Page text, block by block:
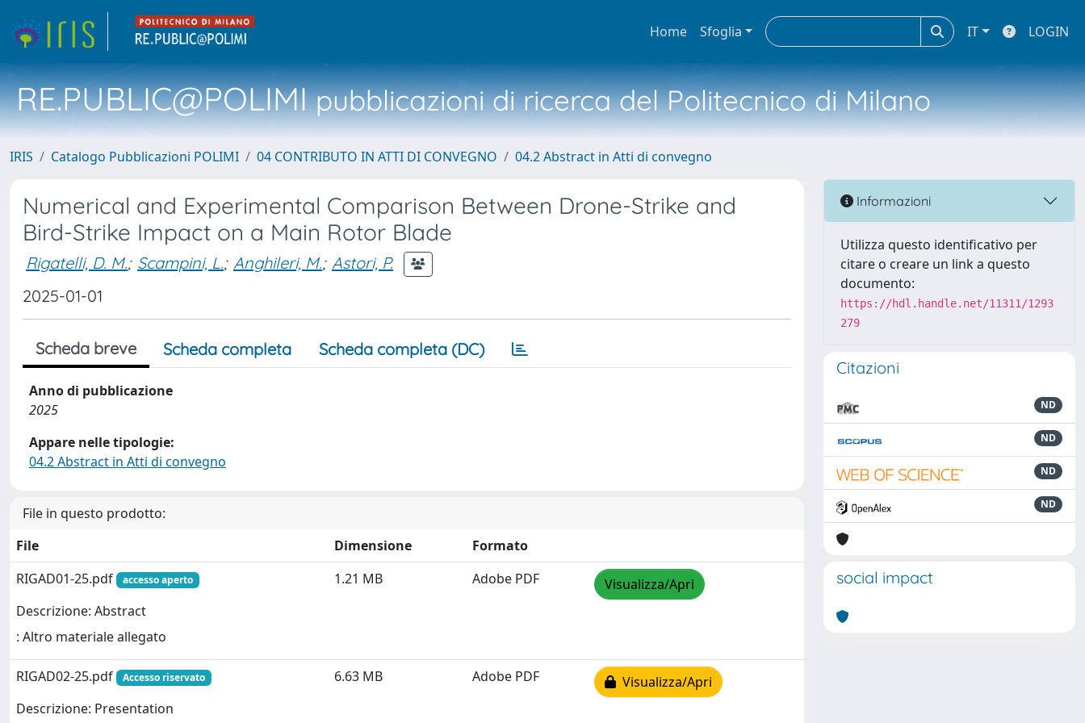
Home Sfoglia IT LOGIN
RE.PUBLIC@POLIMIpubblicazioni di ricerca del Politecnico di Milano
IRIS Catalogo Pubblicazioni POLIMI 04 CONTRIBUTO IN ATTI DI CONVEGNO 04.2 Abstract in Atti di convegno
Numerical and Experimental Comparison Between Drone-Strike and
Bird-Strike Impact on a Main Rotor Blade
Rigatelli, D. M.; Scampini, L.; Anghileri, M.; Astori, P.
2025-01-01
Scheda breve Scheda completa Scheda completa (DC)
Anno di pubblicazione
2025
Appare nelle tipologie:
04.2 Abstract in Atti di convegno
File in questo prodotto:
File
Dimensione
Formato
RIGAD01-25.pdf
accesso aperto
Descrizione: Abstract
: Altro materiale allegato
1.21 MB Adobe PDF Visualizza/Apri
RIGAD02-25.pdf Accesso riservato
Descrizione: Presentation
6.63 MB Adobe PDF Visualizza/Apri
Informazioni
Utilizza questo identificativo per
citare o creare un link a questo
documento:
https://hdl.handle.net/11311/1293
279
Citazioni
ND
ND
ND
ND
social impact